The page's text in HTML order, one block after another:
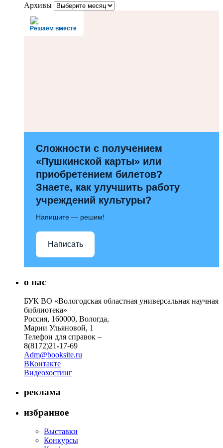
Архивы
Решаем вместе
Сложности с получением
«Пушкинской карты» или
приобретением билетов?
Знаете, как улучшить работу
учреждений культуры?
Напишите — решим!
Написать
о нас
БУК ВО «Вологодская областная универсальная научная
библиотека»
Россия, 160000, Вологда,
Марии Ульяновой, 1
Телефон для справок –
8(8172)21-17-69
Adm@booksite.ru
ВКонтакте
Видеохостинг
реклама
избранное
Выставки
Конкурсы